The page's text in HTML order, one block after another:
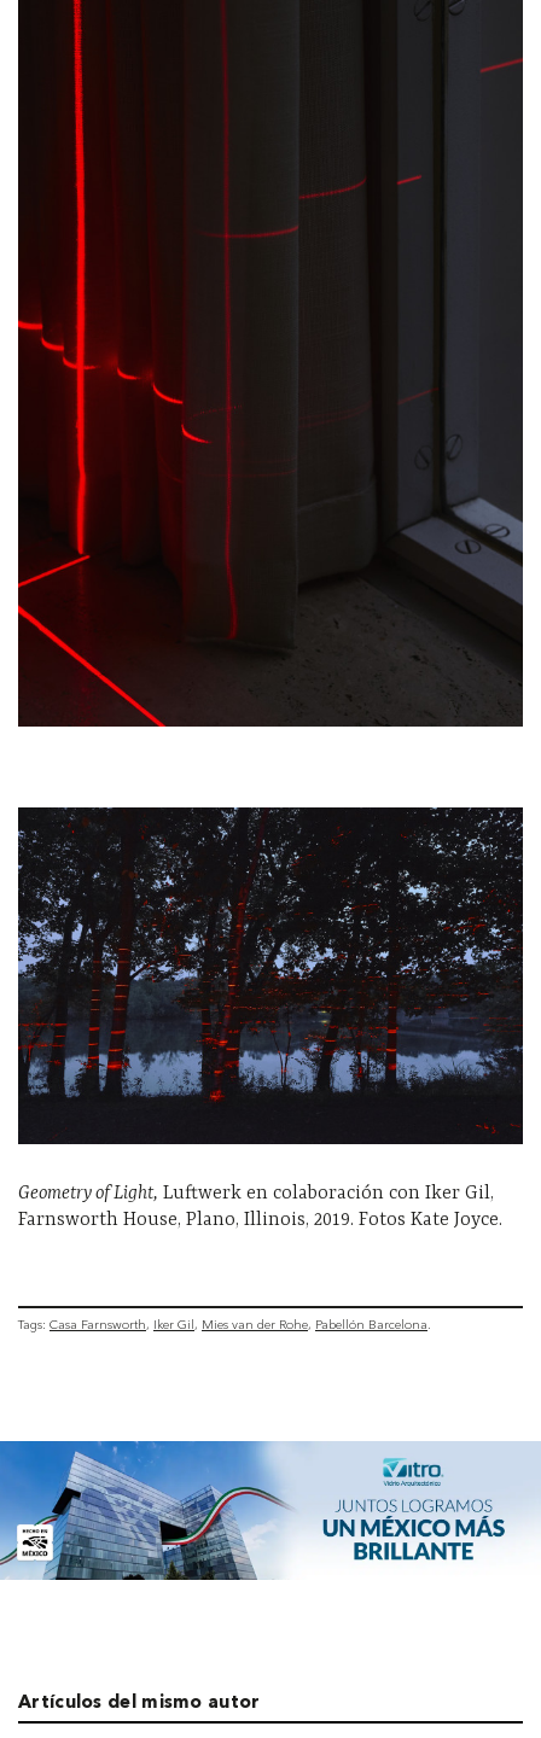
Geometry of Light, Luftwerk en colaboración con Iker Gil,
Farnsworth House, Plano, Illinois, 2019. Fotos Kate Joyce.
Tags: Casa Farnsworth Iker Gil Mies van der Rohe Pabellón Barcelona
Artículos del mismo autor